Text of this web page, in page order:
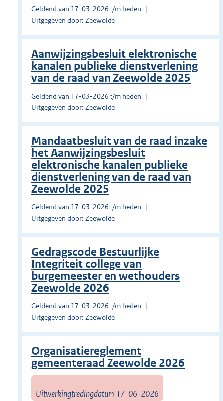
Geldend van 17-03-2026 t/m heden
Uitgegeven door: Zeewolde
Aanwijzingsbesluit elektronische
kanalen publieke dienstverlening
van de raad van Zeewolde 2025
Geldend van 17-03-2026 t/m heden
Uitgegeven door: Zeewolde
Mandaatbesluit van de raad inzake
het Aanwijzingsbesluit
elektronische kanalen publieke
dienstverlening van de raad van
Zeewolde 2025
Geldend van 17-03-2026 t/m heden
Uitgegeven door: Zeewolde
Gedragscode Bestuurlijke
Integriteit college van
burgemeester en wethouders
Zeewolde 2026
Geldend van 17-03-2026 t/m heden
Uitgegeven door: Zeewolde
Organisatiereglement
gemeenteraad Zeewolde 2026
Uitwerkingtredingdatum 17-06-2026